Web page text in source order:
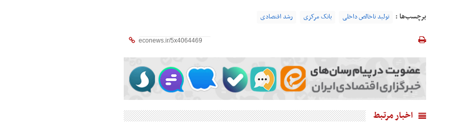
برچسب‌ها : تولید ناخالص داخلی بانک مرکزی رشد اقتصادی
اخبار مرتبط